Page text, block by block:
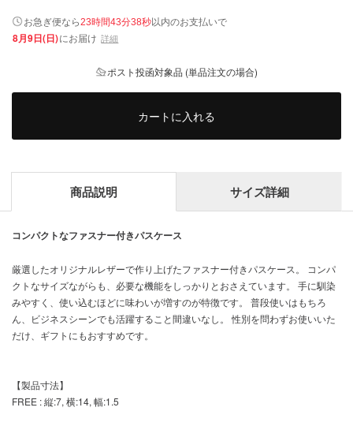
お急ぎ便なら23時間43分38秒以内のお支払いで
8月9日(日)にお届け 詳細
ポスト投函対象品 (単品注文の場合)
カートに入れる
商品説明 サイズ詳細
コンパクトなファスナー付きパスケース
厳選したオリジナルレザーで作り上げたファスナー付きパスケース。 コンパ
クトなサイズながらも、必要な機能をしっかりとおさえています。 手に馴染
みやすく、使い込むほどに味わいが増すのが特徴です。 普段使いはもちろ
ん、ビジネスシーンでも活躍すること間違いなし。 性別を問わずお使いいた
だけ、ギフトにもおすすめです。
【製品寸法】
FREE : 縦:7, 横:14, 幅:1.5